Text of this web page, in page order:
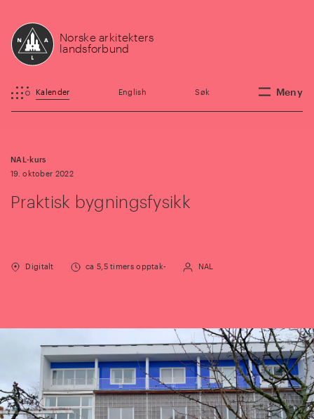
Norske arkitekters
landsforbund
Kalender English Søk Meny
NAL-kurs
19. oktober 2022
Praktisk bygningsfysikk
Digitalt ca 5,5 timers opptak- NAL